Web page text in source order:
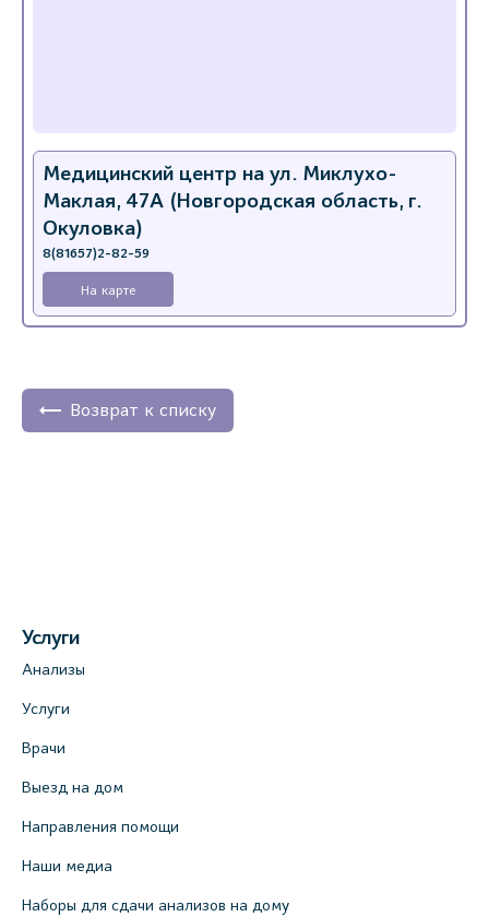
Медицинский центр на ул. Миклухо-
Маклая, 47А (Новгородская область, г.
Окуловка)
8(81657)2-82-59
На карте
Возврат к списку
Услуги
Анализы
Услуги
Врачи
Выезд на дом
Направления помощи
Наши медиа
Наборы для сдачи анализов на дому